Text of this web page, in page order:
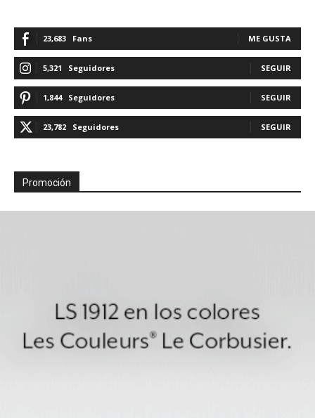
23,683 Fans ME GUSTA
5,321 Seguidores SEGUIR
1,844 Seguidores SEGUIR
23,782 Seguidores SEGUIR
Promoción